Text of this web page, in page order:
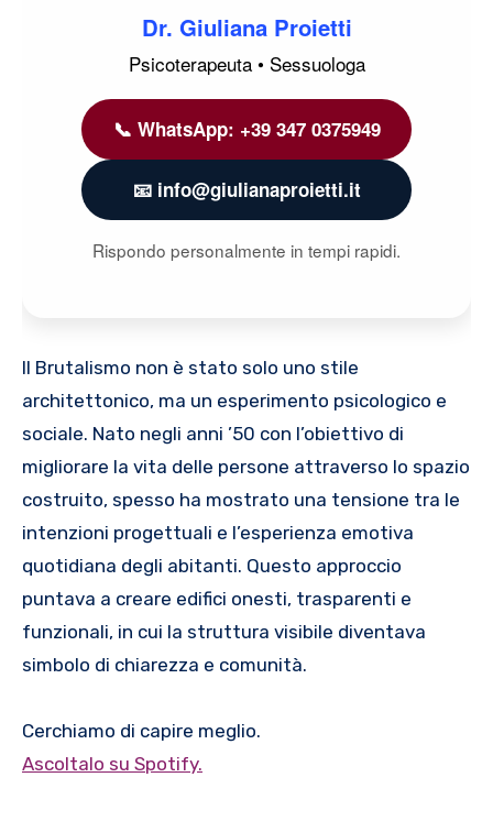
Dr. Giuliana Proietti
Psicoterapeuta • Sessuologa
📞 WhatsApp: +39 347 0375949
📧 info@giulianaproietti.it
Rispondo personalmente in tempi rapidi.
Il Brutalismo non è stato solo uno stile
architettonico, ma un esperimento psicologico e
sociale. Nato negli anni ’50 con l’obiettivo di
migliorare la vita delle persone attraverso lo spazio
costruito, spesso ha mostrato una tensione tra le
intenzioni progettuali e l’esperienza emotiva
quotidiana degli abitanti. Questo approccio
puntava a creare edifici onesti, trasparenti e
funzionali, in cui la struttura visibile diventava
simbolo di chiarezza e comunità.
Cerchiamo di capire meglio.
Ascoltalo su Spotify.